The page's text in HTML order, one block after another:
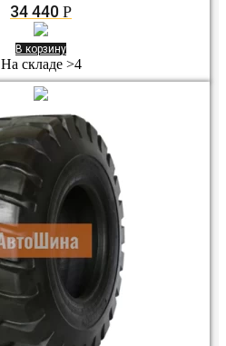
34 440 Р
В корзину
На складе >4